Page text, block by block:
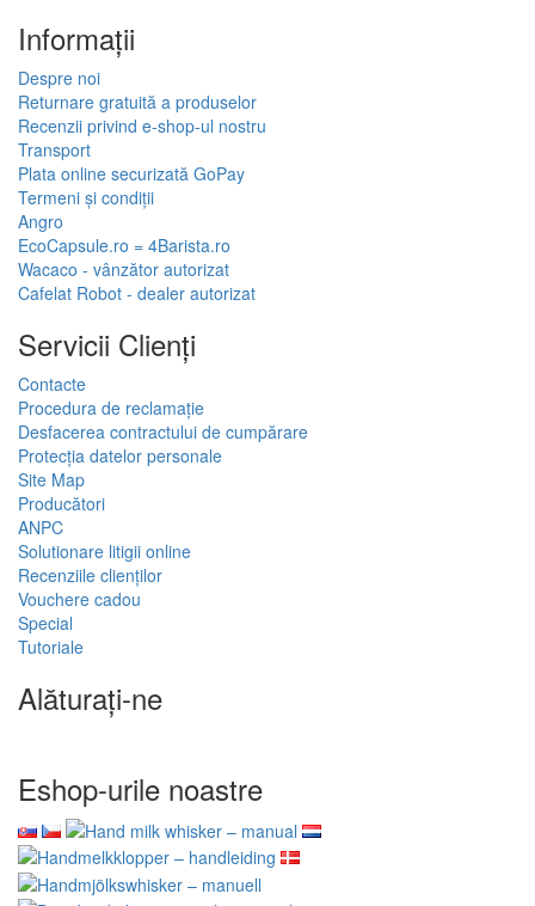
Informaţii
Despre noi
Returnare gratuită a produselor
Recenzii privind e-shop-ul nostru
Transport
Plata online securizată GoPay
Termeni și condiții
Angro
EcoCapsule.ro = 4Barista.ro
Wacaco - vânzător autorizat
Cafelat Robot - dealer autorizat
Servicii Clienţi
Contacte
Procedura de reclamație
Desfacerea contractului de cumpărare
Protecția datelor personale
Site Map
Producători
ANPC
Solutionare litigii online
Recenziile clienților
Vouchere cadou
Special
Tutoriale
Alăturați-ne
Eshop-urile noastre